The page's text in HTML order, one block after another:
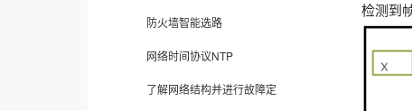
防火墙智能选路
网络时间协议NTP
了解网络结构并进行故障定
检测到